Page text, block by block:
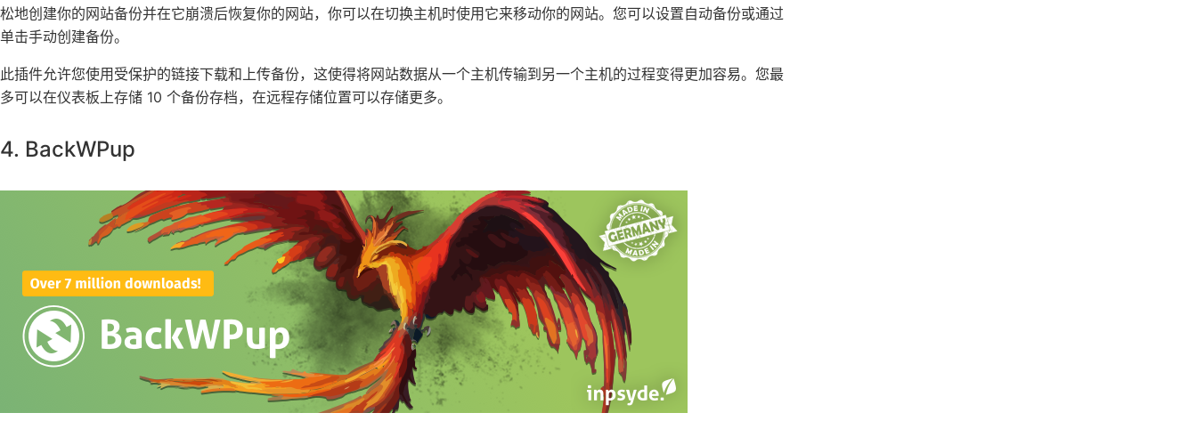
松地创建你的网站备份并在它崩溃后恢复你的网站，你可以在切换主机时使用它来移动你的网站。您可以设置自动备份或通过
单击手动创建备份。
此插件允许您使用受保护的链接下载和上传备份，这使得将网站数据从一个主机传输到另一个主机的过程变得更加容易。您最
多可以在仪表板上存储 10 个备份存档，在远程存储位置可以存储更多。
4. BackWPup